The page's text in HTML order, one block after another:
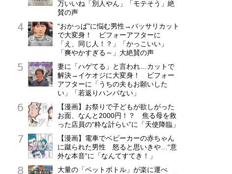
万いいね「別人やん」「モテそう」絶
賛の声
“おかっぱ”に悩む男性→バッサリカット
で大変身！ ビフォーアフターに
「え、同じ人！？」「かっこいい」
「爽やかすぎる～」大絶賛の声
妻に「ハゲてる」と言われ…カットで
解決→イケオジに大変身！ ビフォー
アフターに「うちの夫もお願いした
い」「若返りハンパない」
【漫画】お祭りで子どもが欲しがった
お面、なんと2000円！？ 焦る母を救
った店員の“粋な計らい”に「天使降臨」
【漫画】電車でベビーカーの赤ちゃん
に蹴られた男性 怒ると思いきや…“意
外な本音”に「なんてすてき！」
大量の「ペットボトル」が楽に運べ